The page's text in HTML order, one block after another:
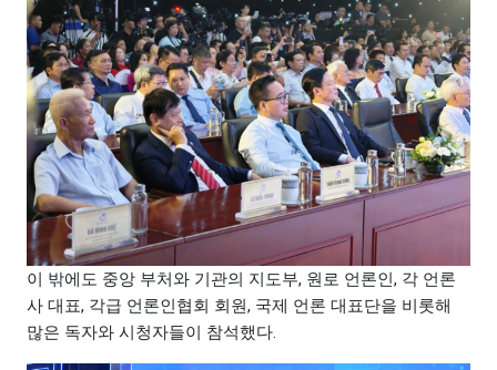
이 밖에도 중앙 부처와 기관의 지도부, 원로 언론인, 각 언론
사 대표, 각급 언론인협회 회원, 국제 언론 대표단을 비롯해
많은 독자와 시청자들이 참석했다.